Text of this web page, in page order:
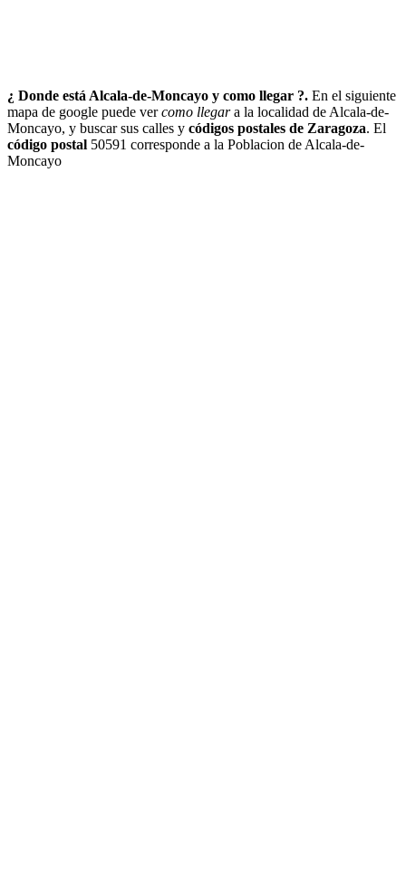
¿ Donde está Alcala-de-Moncayo y como llegar ?. En el siguiente
mapa de google puede vercomo llegara la localidad de Alcala-de-
Moncayo, y buscar sus calles y códigos postales de Zaragoza. El
código postal 50591 corresponde a la Poblacion de Alcala-de-
Moncayo